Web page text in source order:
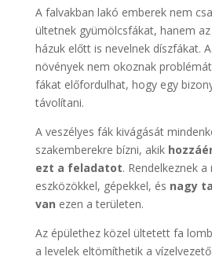
A falvakban lakó emberek nem
ültetnek gyümölcsfákat, hanem
házuk előtt is nevelnek díszfákat.
növények nem okoznak
fákat előfordulhat, hogy egy
távolítani.
A veszélyes fák kivágását
szakemberekre bízni, akik
ezt a feladatot. Rendelkeznek
eszközökkel, gépekkel, és nagy
van ezen a területen.
Az épülethez közel ültetett fa
a levelek eltömíthetik a